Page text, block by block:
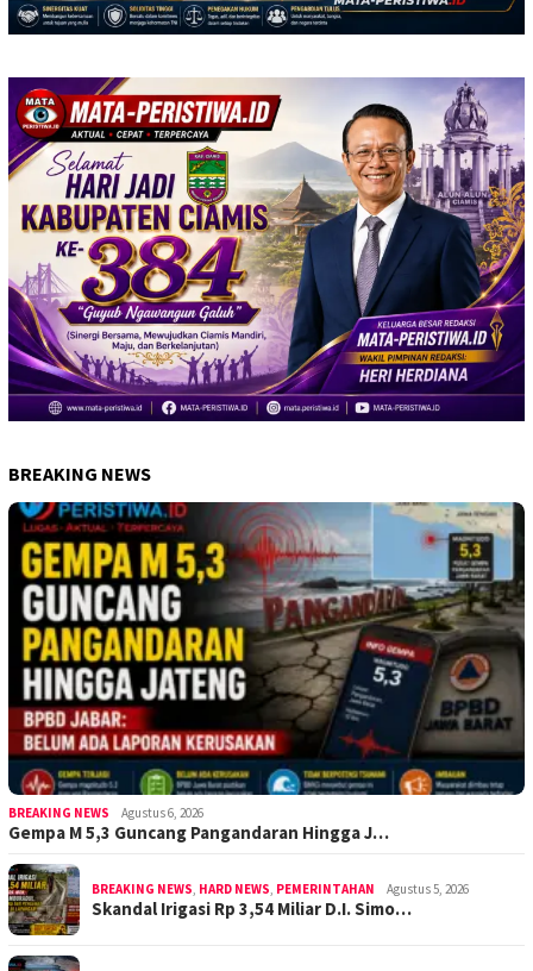
BREAKING NEWS
BREAKING NEWS Agustus 6, 2026
Gempa M 5,3 Guncang Pangandaran Hingga J…
BREAKING NEWS, HARD NEWS, PEMERINTAHAN Agustus 5, 2026
Skandal Irigasi Rp 3,54 Miliar D.I. Simo…